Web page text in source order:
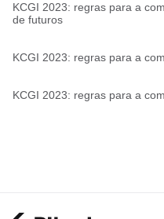
KCGI 2023: regras para a
de futuros
KCGI 2023: regras para a
KCGI 2023: regras para a